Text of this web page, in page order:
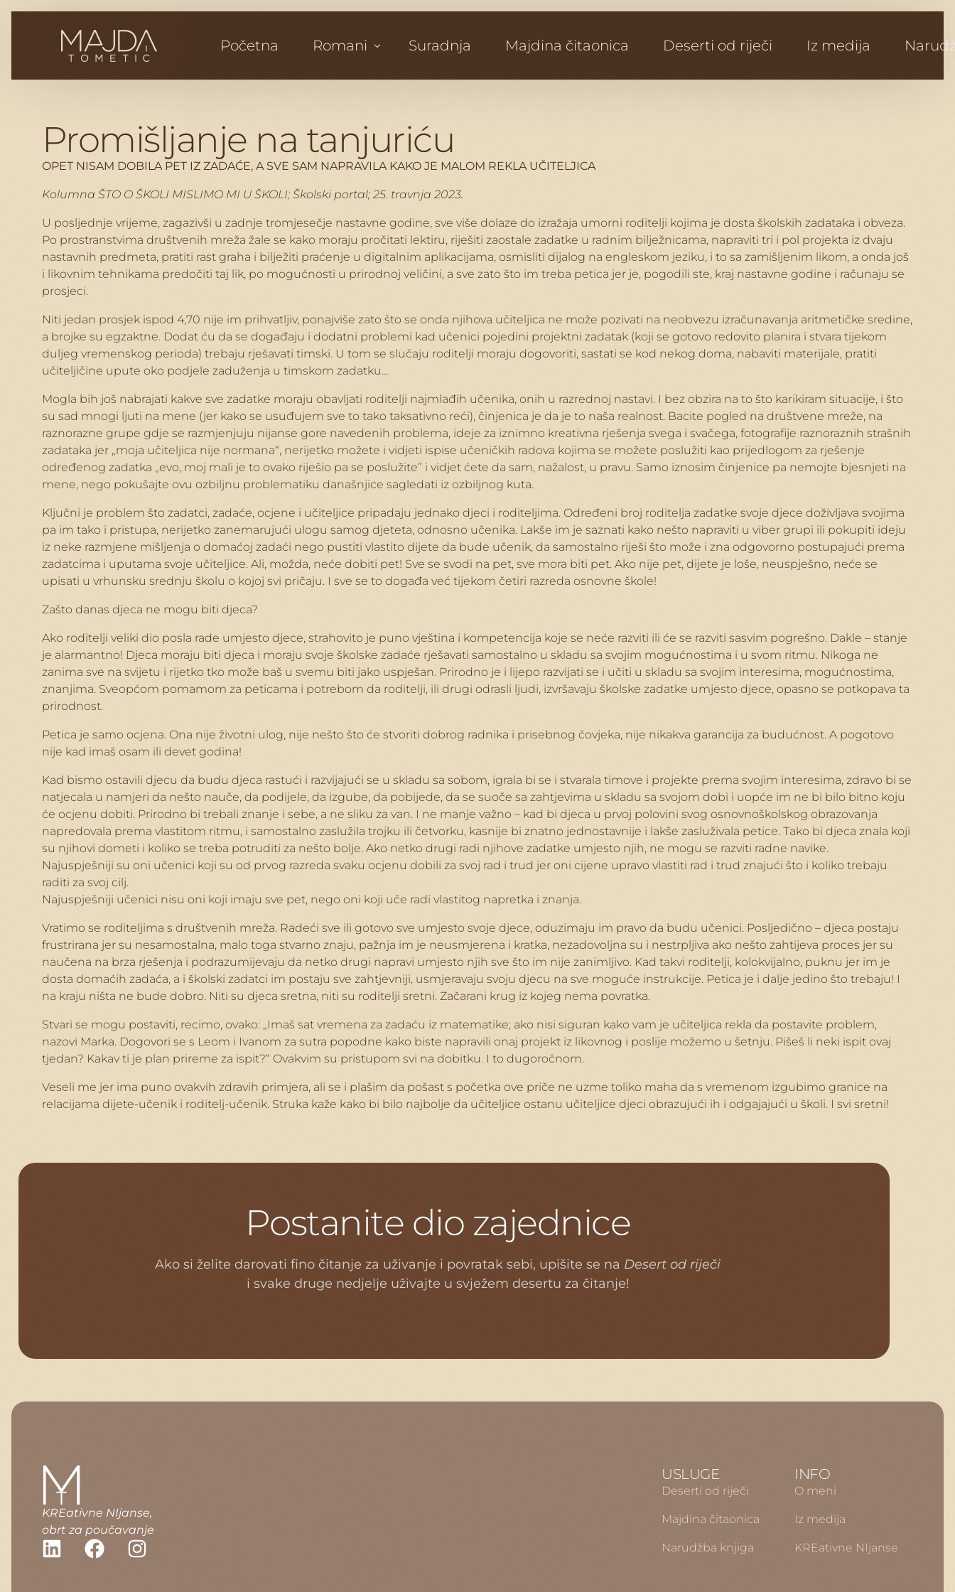
Početna Romani
U koži krokodila
Suradnja Majdina čitaonica Deserti od riječi Iz medija
Promišljanje na tanjuriću
OPET NISAM DOBILA PET IZ ZADAĆE, A SVE SAM NAPRAVILA KAKO JE MALOM REKLA UČITELJICA
Kolumna ŠTO O ŠKOLI MISLIMO MI U ŠKOLI; Školski portal; 25. travnja 2023.
U posljednje vrijeme, zagazivši u zadnje tromjesečje nastavne godine, sve više dolaze do izražaja umorni roditelji kojima je dosta školskih zadataka i obveza.
Po prostranstvima društvenih mreža žale se kako moraju pročitati lektiru, riješiti zaostale zadatke u radnim bilježnicama, napraviti tri i pol projekta iz dvaju
nastavnih predmeta, pratiti rast graha i bilježiti praćenje u digitalnim aplikacijama, osmisliti dijalog na engleskom jeziku, i to sa zamišljenim likom, a onda još
i likovnim tehnikama predočiti taj lik, po mogućnosti u prirodnoj veličini, a sve zato što im treba petica jer je, pogodili ste, kraj nastavne godine i računaju se
prosjeci.
Niti jedan prosjek ispod 4,70 nije im prihvatljiv, ponajviše zato što se onda njihova učiteljica ne može pozivati na neobvezu izračunavanja aritmetičke sredine,
a brojke su egzaktne. Dodat ću da se događaju i dodatni problemi kad učenici pojedini projektni zadatak (koji se gotovo redovito planira i stvara tijekom
duljeg vremenskog perioda) trebaju rješavati timski. U tom se slučaju roditelji moraju dogovoriti, sastati se kod nekog doma, nabaviti materijale, pratiti
učiteljičine upute oko podjele zaduženja u timskom zadatku…
Mogla bih još nabrajati kakve sve zadatke moraju obavljati roditelji najmlađih učenika, onih u razrednoj nastavi. I bez obzira na to što karikiram situacije, i što
su sad mnogi ljuti na mene (jer kako se usuđujem sve to tako taksativno reći), činjenica je da je to naša realnost. Bacite pogled na društvene mreže, na
raznorazne grupe gdje se razmjenjuju nijanse gore navedenih problema, ideje za iznimno kreativna rješenja svega i svačega, fotografije raznoraznih strašnih
zadataka jer „moja učiteljica nije normana“, nerijetko možete i vidjeti ispise učeničkih radova kojima se možete poslužiti kao prijedlogom za rješenje
određenog zadatka „evo, moj mali je to ovako riješio pa se poslužite” i vidjet ćete da sam, nažalost, u pravu. Samo iznosim činjenice pa nemojte bjesnjeti na
mene, nego pokušajte ovu ozbiljnu problematiku današnjice sagledati iz ozbiljnog kuta.
Ključni je problem što zadatci, zadaće, ocjene i učiteljice pripadaju jednako djeci i roditeljima. Određeni broj roditelja zadatke svoje djece doživljava svojima
pa im tako i pristupa, nerijetko zanemarujući ulogu samog djeteta, odnosno učenika. Lakše im je saznati kako nešto napraviti u viber grupi ili pokupiti ideju
iz neke razmjene mišljenja o domaćoj zadaći nego pustiti vlastito dijete da bude učenik, da samostalno riješi što može i zna odgovorno postupajući prema
zadatcima i uputama svoje učiteljice. Ali, možda, neće dobiti pet! Sve se svodi na pet, sve mora biti pet. Ako nije pet, dijete je loše, neuspješno, neće se
upisati u vrhunsku srednju školu o kojoj svi pričaju. I sve se to događa već tijekom četiri razreda osnovne škole!
Zašto danas djeca ne mogu biti djeca?
Ako roditelji veliki dio posla rade umjesto djece, strahovito je puno vještina i kompetencija koje se neće razviti ili će se razviti sasvim pogrešno. Dakle – stanje
je alarmantno! Djeca moraju biti djeca i moraju svoje školske zadaće rješavati samostalno u skladu sa svojim mogućnostima i u svom ritmu. Nikoga ne
zanima sve na svijetu i rijetko tko može baš u svemu biti jako uspješan. Prirodno je i lijepo razvijati se i učiti u skladu sa svojim interesima, mogućnostima,
znanjima. Sveopćom pomamom za peticama i potrebom da roditelji, ili drugi odrasli ljudi, izvršavaju školske zadatke umjesto djece, opasno se potkopava ta
prirodnost.
Petica je samo ocjena. Ona nije životni ulog, nije nešto što će stvoriti dobrog radnika i prisebnog čovjeka, nije nikakva garancija za budućnost. A pogotovo
nije kad imaš osam ili devet godina!
Kad bismo ostavili djecu da budu djeca rastući i razvijajući se u skladu sa sobom, igrala bi se i stvarala timove i projekte prema svojim interesima, zdravo bi se
natjecala u namjeri da nešto nauče, da podijele, da izgube, da pobijede, da se suoče sa zahtjevima u skladu sa svojom dobi i uopće im ne bi bilo bitno koju
će ocjenu dobiti. Prirodno bi trebali znanje i sebe, a ne sliku za van. I ne manje važno – kad bi djeca u prvoj polovini svog osnovnoškolskog obrazovanja
napredovala prema vlastitom ritmu, i samostalno zaslužila trojku ili četvorku, kasnije bi znatno jednostavnije i lakše zasluživala petice. Tako bi djeca znala koji
su njihovi dometi i koliko se treba potruditi za nešto bolje. Ako netko drugi radi njihove zadatke umjesto njih, ne mogu se razviti radne navike.
Najuspješniji su oni učenici koji su od prvog razreda svaku ocjenu dobili za svoj rad i trud jer oni cijene upravo vlastiti rad i trud znajući što i koliko trebaju
raditi za svoj cilj.
Najuspješniji učenici nisu oni koji imaju sve pet, nego oni koji uče radi vlastitog napretka i znanja.
Vratimo se roditeljima s društvenih mreža. Radeći sve ili gotovo sve umjesto svoje djece, oduzimaju im pravo da budu učenici. Posljedično – djeca postaju
frustrirana jer su nesamostalna, malo toga stvarno znaju, pažnja im je neusmjerena i kratka, nezadovoljna su i nestrpljiva ako nešto zahtijeva proces jer su
naučena na brza rješenja i podrazumijevaju da netko drugi napravi umjesto njih sve što im nije zanimljivo. Kad takvi roditelji, kolokvijalno, puknu jer im je
dosta domaćih zadaća, a i školski zadatci im postaju sve zahtjevniji, usmjeravaju svoju djecu na sve moguće instrukcije. Petica je i dalje jedino što trebaju! I
na kraju ništa ne bude dobro. Niti su djeca sretna, niti su roditelji sretni. Začarani krug iz kojeg nema povratka.
Stvari se mogu postaviti, recimo, ovako: „Imaš sat vremena za zadaću iz matematike; ako nisi siguran kako vam je učiteljica rekla da postavite problem,
nazovi Marka. Dogovori se s Leom i Ivanom za sutra popodne kako biste napravili onaj projekt iz likovnog i poslije možemo u šetnju. Pišeš li neki ispit ovaj
tjedan? Kakav ti je plan prireme za ispit?“ Ovakvim su pristupom svi na dobitku. I to dugoročnom.
Veseli me jer ima puno ovakvih zdravih primjera, ali se i plašim da pošast s početka ove priče ne uzme toliko maha da s vremenom izgubimo granice na
relacijama dijete-učenik i roditelj-učenik. Struka kaže kako bi bilo najbolje da učiteljice ostanu učiteljice djeci obrazujući ih i odgajajući u školi. I svi sretni!
Postanite dio zajednice
Ako si želite darovati fino čitanje za uživanje i povratak sebi, upišite se na Desert od riječi
i svake druge nedjelje uživajte u svježem desertu za čitanje!
KREativne NIjanse,
obrt za poučavanje
USLUGE
Deserti od riječi
Majdina čitaonica
Narudžba knjiga
INFO
O meni
Iz medija
KREativne NIjanse